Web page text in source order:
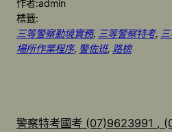
作者:admin
標籤:
三等警察勤境實務, 三等警察特考,
場所作業程序, 警佐班, 路檢
警察特考國考 (07)9623991 ,